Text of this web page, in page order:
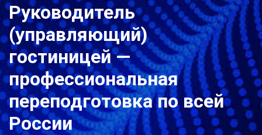
Руководитель
(управляющий)
гостиницей —
профессиональная
переподготовка по всей
России